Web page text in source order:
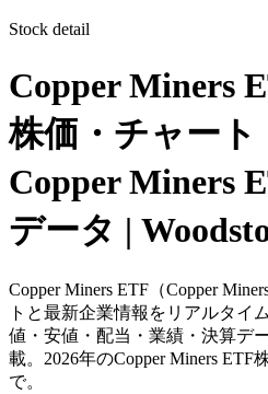
Stock detail
Copper Miners
株価・チャート
Copper Miners
データ |
Copper Miners ETF（Copper
トと最新企業情報をリアルタイ
値・安値・配当・業績・決算デ
載。2026年のCopper Miners ETF
で。